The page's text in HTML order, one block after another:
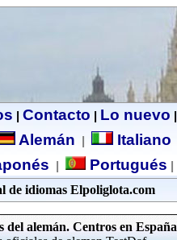
Contacto Lo nuevo
Alemán Italiano
Portugués
de idiomas Elpoliglota.com
del alemán. Centros en España